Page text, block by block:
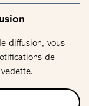
diffusion, vous
de